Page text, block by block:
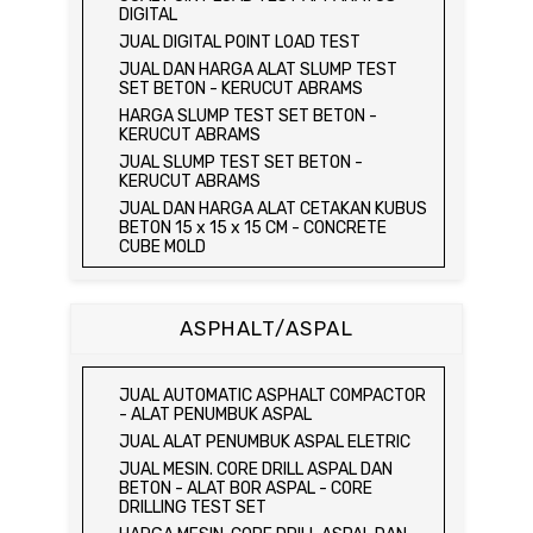
JUAL UNCONFINED COMPRESSION
MACHINE / ALAT UJI KUAT TEKAN BEBAS
JUAL ELECTRIC UNCONFINED
COMPRESSION MACHINE / ALAT UJI KUAT
TEKAN BEBAS
JUAL CONSOLIDATION TEST SET
JUAL DIRECT SHEAR TEST SET / ALAT
UJI GESER LANGSUNG
JUAL TRIAXIAL TEST SET
JUAL AUTOMATIC SOIL COMPACTOR
JUAL ORGANIC IMPURITIES TEST SET
JUAL SOUNDNESS TEST SET
JUAL COMPRESSION MACHINE 250 KN
DIGITAL
JUAL DIGITAL POINT LOAD TEST
JUAL DAN HARGA ALAT SLUMP TEST
SET BETON - KERUCUT ABRAMS
HARGA SLUMP TEST SET BETON -
KERUCUT ABRAMS
JUAL SLUMP TEST SET BETON -
KERUCUT ABRAMS
JUAL DAN HARGA ALAT CETAKAN KUBUS
BETON 15 x 15 x 15 CM - CONCRETE
CUBE MOLD
JUAL DAN HARGA CETAKAN KUBUS
HARGA CETAKAN KUBUS BETON 15 x 15 x
JUAL CETAKAN KUBUS BETON 15 x 15 x
15 CM - CONCRETE CUBE MOLD
HARGA ALAT UJI FLEXURAL TEST -
HYDRAULIC CONCRETE BEAM TESTING
MACHINE
JUAL ALAT UJI FLEXURAL TEST -
HYDRAULIC CONCRETE BEAM TESTING
ASPHALT/ASPAL
JUAL AUTOMATIC ASPHALT COMPACTOR
- ALAT PENUMBUK ASPAL
JUAL ALAT PENUMBUK ASPAL ELETRIC
JUAL MESIN. CORE DRILL ASPAL DAN
BETON - ALAT BOR ASPAL - CORE
DRILLING TEST SET